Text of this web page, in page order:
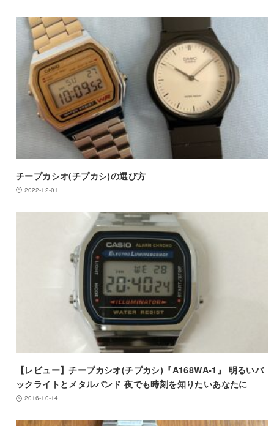
チープカシオ(チプカシ)の選び方
2022-12-01
【レビュー】チープカシオ(チプカシ)『A168WA-1』 明るいバ
ックライトとメタルバンド 夜でも時刻を知りたいあなたに
2016-10-14